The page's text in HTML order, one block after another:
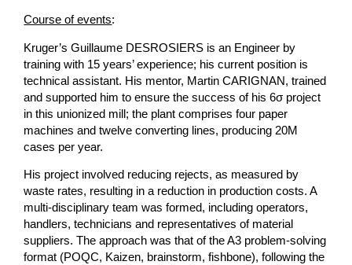
Course of events:
Kruger’s Guillaume DESROSIERS is an Engineer by
training with 15 years’ experience; his current position is
technical assistant. His mentor, Martin CARIGNAN, trained
and supported him to ensure the success of his 6σ project
in this unionized mill; the plant comprises four paper
machines and twelve converting lines, producing 20M
cases per year.
His project involved reducing rejects, as measured by
waste rates, resulting in a reduction in production costs. A
multi-disciplinary team was formed, including operators,
handlers, technicians and representatives of material
suppliers. The approach was that of the A3 problem-solving
format (POQC, Kaizen, brainstorm, fishbone), following the